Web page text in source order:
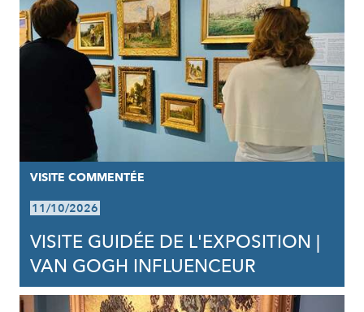
VISITE COMMENTÉE
11/10/2026
VISITE GUIDÉE DE L'EXPOSITION |
VAN GOGH INFLUENCEUR